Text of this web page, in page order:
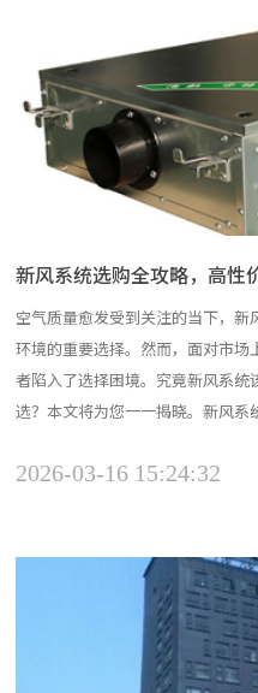
新风系统选购全攻略，高性
空气质量愈发受到关注的当下，
环境的重要选择。然而，面对市
者陷入了选择困境。究竟新风系
选？本文将为您一一揭晓。新风
层、复式、别墅等，需要大风量、
2026-03-16 15:24:32